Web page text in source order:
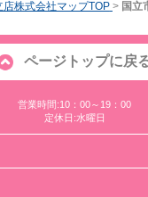
株式会社マップTOP > 国立
ページトップに戻
営業時間:10：00～19：00
定休日:水曜日